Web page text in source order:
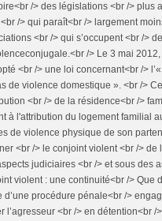
/> des législations <br />
/> qui paraît<br /> largement
<br /> qui s’occupent <br />
/> Le 3 mai
<br /> une loi concernant<br />
de violence domestique ». <br />
<br /> de la résidence<br />
à l'attribution du logement familial
de violence physique de son
<br /> le conjoint violent <br />
judiciaires <br /> et sous des
violent : une continuité<br /> Que
d’une procédure pénale<br />
l’agresseur <br /> en détention<br